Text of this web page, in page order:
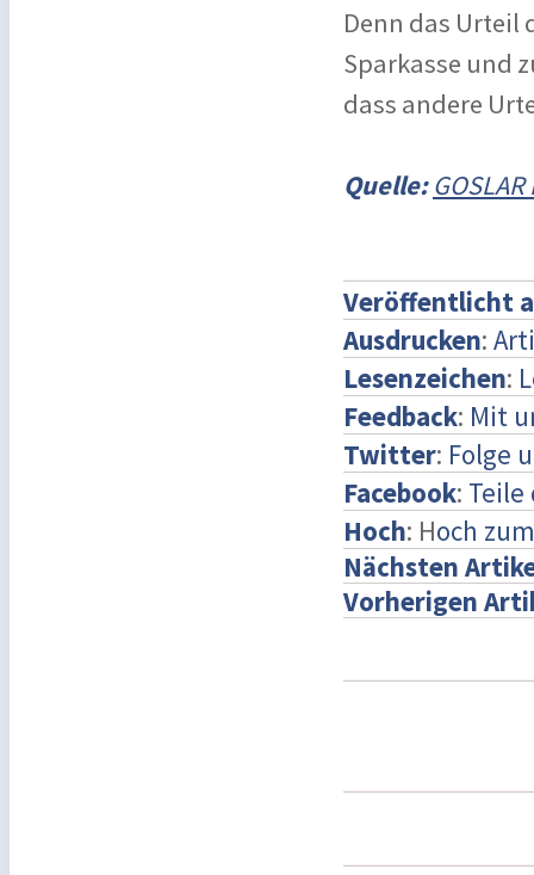
Denn das Urteil
Sparkasse und
dass andere
Quelle:
Veröffentlicht
Ausdrucken:
Lesenzeichen:
Feedback: Mit
Twitter: Folge
Facebook: Teile
Hoch: Hoch
Nächsten
Vorherigen